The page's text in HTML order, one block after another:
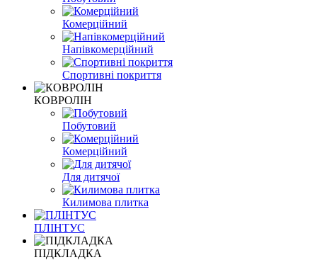
Комерційний
Напівкомерційний
Спортивні покриття
КОВРОЛІН
Побутовий
Комерційний
Для дитячої
Килимова плитка
ПЛІНТУС
ПІДКЛАДКА